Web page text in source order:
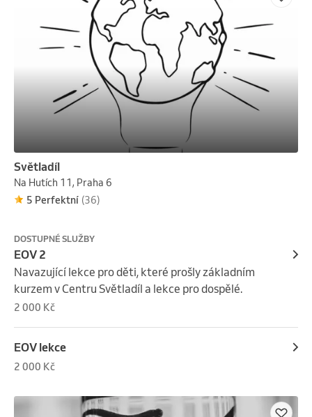
Světladíl
Na Hutích 11, Praha 6
5 Perfektní (36)
DOSTUPNÉ SLUŽBY
EOV 2
Navazující lekce pro děti, které prošly základním
kurzem v Centru Světladíl a lekce pro dospělé.
2 000 Kč
EOV lekce
2 000 Kč